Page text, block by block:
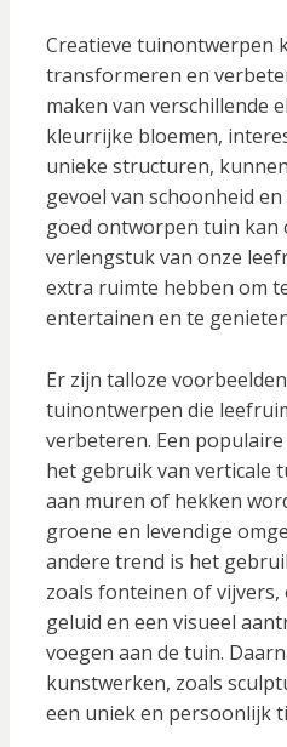
Creatieve tuinontwerpen
transformeren en
maken van verschillende
kleurrijke bloemen,
unieke structuren,
gevoel van schoonheid
goed ontworpen tuin kan
verlengstuk van onze
extra ruimte hebben om
entertainen en te
Er zijn talloze
tuinontwerpen die
verbeteren. Een
het gebruik van verticale
aan muren of hekken
groene en levendige
andere trend is het
zoals fonteinen of vijvers,
geluid en een visueel
voegen aan de tuin.
kunstwerken, zoals
een uniek en persoonlijk